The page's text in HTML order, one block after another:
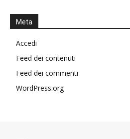
Meta
Accedi
Feed dei contenuti
Feed dei commenti
WordPress.org